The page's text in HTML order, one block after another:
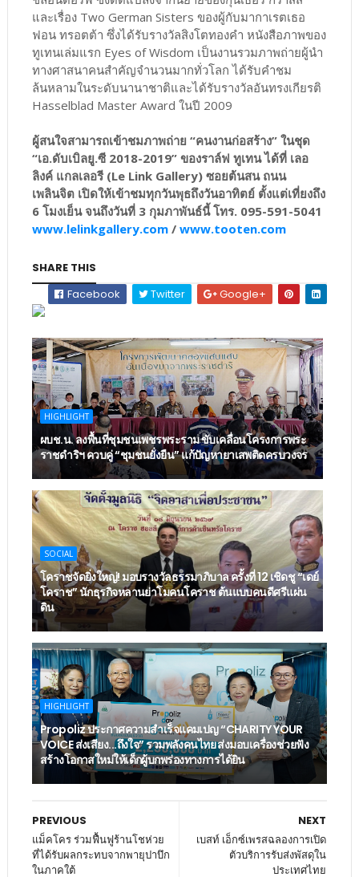
และเรื่อง Two German Sisters ของผู้กับมากาเรตเธอ
ฟอน ทรอตต้า ซึ่งได้รับรางวัลสิงโตทองคำ หนังสือภาพของ
ทูเทนเล่มแรก Eyes of Wisdom เป็นงานรวมภาพถ่ายผู้นำ
ทางศาสนาคนสำคัญจำนวนมากทั่วโลก ได้รับคำชม
ล้นหลามในระดับนานาชาติและได้รับรางวัลอันทรงเกียรติ
Hasselblad Master Award ในปี 2009
ผู้สนใจสามารถเข้าชมภาพถ่าย “คนงานก่อสร้าง” ในชุด
“เอ.ดับเบิลยู.ซี 2018-2019” ของราล์ฟ ทูเทน ได้ที่ เลอ
ลิงค์ แกลเลอรี (Le Link Gallery) ซอยต้นสน ถนน
เพลินจิต เปิดให้เข้าชมทุกวันพุธถึงวันอาทิตย์ ตั้งแต่เที่ยงถึง
6 โมงเย็น จนถึงวันที่ 3 กุมภาพันธ์นี้ โทร. 095-591-5041
www.lelinkgallery.com/ www.tooten.com
SHARE THIS
Facebook
Twitter Google+
HIGHLIGHT
ผบช.น. ลงพื้นที่ชุมชนเพชรพระราม ขับเคลื่อนโครงการพระ
ราชดำริฯ ควบคู่ “ชุมชนยั่งยืน” แก้ปัญหายาเสพติดครบวงจร
SOCIAL
โคราชจัดยิ่งใหญ่! มอบรางวัลธรรมาภิบาล ครั้งที่ 12 เชิดชู “เดย์
โคราช” นักธุรกิจหลานย่าโมคนโคราช ต้นแบบคนดีศรีแผ่น
ดิน
HIGHLIGHT
Propoliz ประกาศความสำเร็จแคมเปญ “CHARITY YOUR
VOICE ส่งเสียง...ถึงใจ” รวมพลังคนไทย ส่งมอบเครื่องช่วยฟัง
สร้างโอกาสใหม่ให้เด็กผู้บกพร่องทางการได้ยิน
NEXT
เบสท์ เอ็กซ์เพรสฉลองการเปิด
ตัวบริการรับส่งพัสดุใน
ประเทศไทย
PREVIOUS
แม็คโคร ร่วมฟื้นฟูร้านโชห่วย
ที่ได้รับผลกระทบจากพายุปาบึก
ในภาคใต้